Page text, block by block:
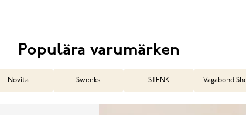
Populära varumärken
Novita Sweeks STENK Vagabond